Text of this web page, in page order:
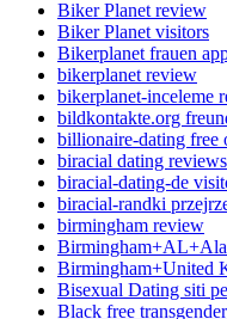
Biker Planet review
Biker Planet visitors
Bikerplanet frauen
bikerplanet review
bikerplanet-inceleme
bildkontakte.org
billionaire-dating free
biracial dating reviews
biracial-dating-de
biracial-randki
birmingham review
Birmingham+United
Bisexual Dating siti
Black free